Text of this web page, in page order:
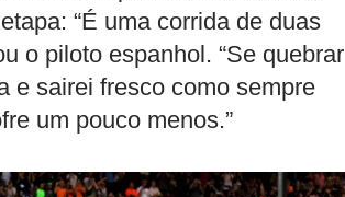
“É uma corrida de duas
o piloto espanhol. “Se quebrar
e sairei fresco como sempre
um pouco menos.”